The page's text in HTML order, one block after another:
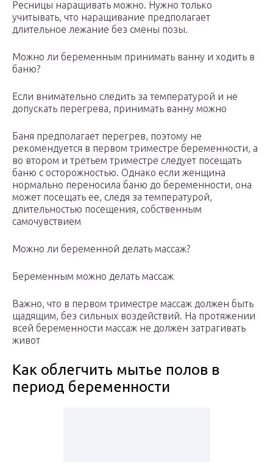
Ресницы наращивать можно. Нужно только
учитывать, что наращивание предполагает
длительное лежание без смены позы.
Можно ли беременным принимать ванну и ходить в
баню?
Если внимательно следить за температурой и не
допускать перегрева, принимать ванну можно
Баня предполагает перегрев, поэтому не
рекомендуется в первом триместре беременности, а
во втором и третьем триместре следует посещать
баню с осторожностью. Однако если женщина
нормально переносила баню до беременности, она
может посещать ее, следя за температурой,
длительностью посещения, собственным
самочувствием
Можно ли беременной делать массаж?
Беременным можно делать массаж
Важно, что в первом триместре массаж должен быть
щадящим, без сильных воздействий. На протяжении
всей беременности массаж не должен затрагивать
живот
Как облегчить мытье полов в
период беременности